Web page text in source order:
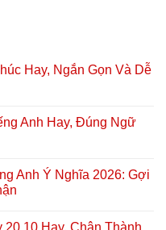
Hay, Ngắn Gọn Và Dễ
Anh Hay, Đúng Ngữ
Anh Ý Nghĩa 2026: Gợi
10 Hay, Chân Thành